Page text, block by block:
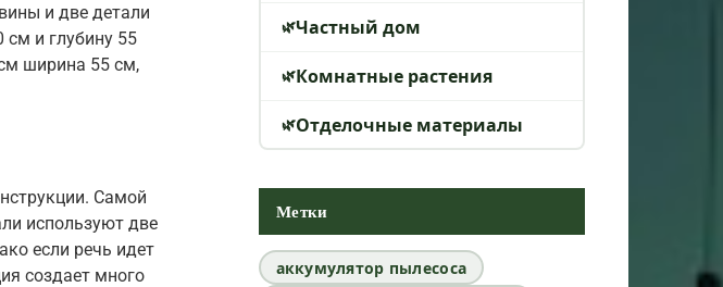
и две детали
и глубину 55
ширина 55 см,
Самой
используют две
если речь идет
создает много
Частный дом
Комнатные растения
Отделочные материалы
Метки
аккумулятор пылесоса